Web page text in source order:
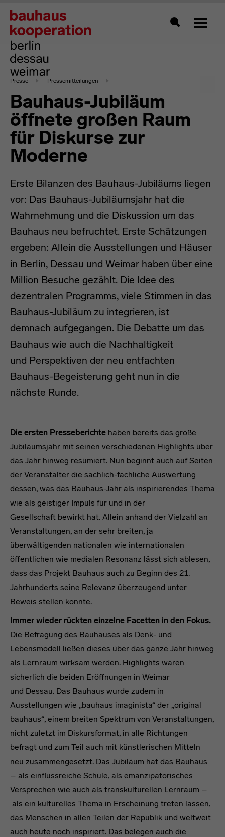
Zeigt
Presse Pressemitteilungen
Bauhaus-Jubiläum
öffnete großen Raum
für Diskurse zur
Moderne
Erste Bilanzen des Bauhaus-Jubiläums liegen
vor: Das Bauhaus-Jubiläumsjahr hat die
Wahrnehmung und die Diskussion um das
Bauhaus neu befruchtet. Erste Schätzungen
ergeben: Allein die Ausstellungen und Häuser
in Berlin, Dessau und Weimar haben über eine
Million Besuche gezählt. Die Idee des
dezentralen Programms, viele Stimmen in das
Bauhaus-Jubiläum zu integrieren, ist
demnach aufgegangen. Die Debatte um das
Bauhaus wie auch die Nachhaltigkeit
und Perspektiven der neu entfachten
Bauhaus-Begeisterung geht nun in die
nächste Runde.
headline
Die ersten Presseberichte haben bereits das große
Jubiläumsjahr mit seinen verschiedenen Highlights über
das Jahr hinweg resümiert. Nun beginnt auch auf Seiten
der Veranstalter die sachlich-fachliche Auswertung
dessen, was das Bauhaus-Jahr als inspirierendes Thema
wie als geistiger Impuls für und in der
Gesellschaft bewirkt hat. Allein anhand der Vielzahl an
Veranstaltungen, an der sehr breiten, ja
überwältigenden nationalen wie internationalen
öffentlichen wie medialen Resonanz lässt sich ablesen,
dass das Projekt Bauhaus auch zu Beginn des 21.
Jahrhunderts seine Relevanz überzeugend unter
Beweis stellen konnte.
Immer wieder rückten einzelne Facetten in den Fokus.
Die Befragung des Bauhauses als Denk- und
Lebensmodell ließen dieses über das ganze Jahr hinweg
als Lernraum wirksam werden. Highlights waren
sicherlich die beiden Eröffnungen in Weimar
und Dessau. Das Bauhaus wurde zudem in
Ausstellungen wie „bauhaus imaginista“ der „original
bauhaus“, einem breiten Spektrum von Veranstaltungen,
nicht zuletzt im Diskursformat, in alle Richtungen
befragt und zum Teil auch mit künstlerischen Mitteln
neu zusammengesetzt. Das Jubiläum hat das Bauhaus
– als einflussreiche Schule, als emanzipatorisches
Versprechen wie auch als transkulturellen Lernraum –
als ein kulturelles Thema in Erscheinung treten lassen,
das Menschen in allen Teilen der Republik und weltweit
auch heute noch inspiriert. Das belegen auch die